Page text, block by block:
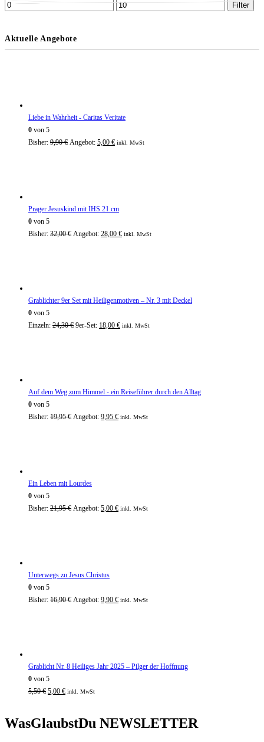
Min.
Preis
Max.
Preis
Filter
Aktuelle Angebote
Liebe in Wahrheit - Caritas Veritate
0 von 5
Bisher: 9,90€ Ursprünglicher
Angebot: 5,00 €Aktueller
inkl. MwSt
Prager Jesuskind mit IHS 21 cm
0 von 5
Bisher: 32,00€ Ursprünglicher
Angebot: 28,00 €Aktueller
inkl. MwSt
Grablichter 9er Set mit Heiligenmotiven – Nr. 3 mit Deckel
0 von 5
Einzeln: 24,30€ Ursprünglicher
9er-Set: 18,00 €Aktueller
inkl. MwSt
Auf dem Weg zum Himmel - ein Reiseführer durch den Alltag
0 von 5
Bisher: 19,95€ Ursprünglicher
Angebot: 9,95 €Aktueller
inkl. MwSt
Ein Leben mit Lourdes
0 von 5
Bisher: 21,95€ Ursprünglicher
Angebot: 5,00 €Aktueller
inkl. MwSt
Unterwegs zu Jesus Christus
0 von 5
Bisher: 16,90€ Ursprünglicher
Angebot: 9,90 €Aktueller
inkl. MwSt
Grablicht Nr. 8 Heiliges Jahr 2025 – Pilger der Hoffnung
0 von 5
5,50€ Ursprünglicher
5,50 €
5,00 €Aktueller
5,00 €.
inkl. MwSt
WasGlaubstDu NEWSLETTER